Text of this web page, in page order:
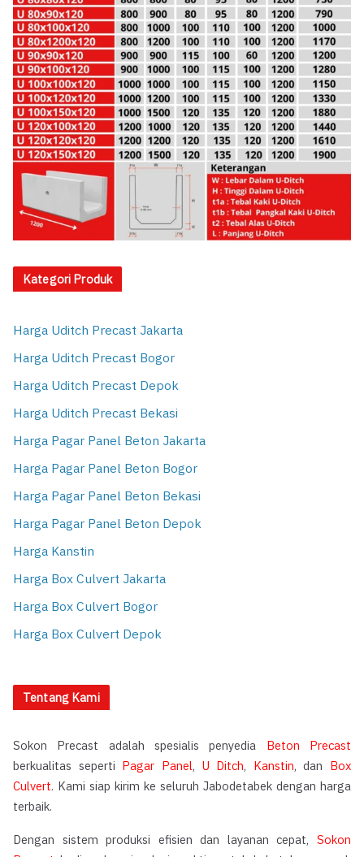
Kategori Produk
Harga Uditch Precast Jakarta
Harga Uditch Precast Bogor
Harga Uditch Precast Depok
Harga Uditch Precast Bekasi
Harga Pagar Panel Beton Jakarta
Harga Pagar Panel Beton Bogor
Harga Pagar Panel Beton Bekasi
Harga Pagar Panel Beton Depok
Harga Kanstin
Harga Box Culvert Jakarta
Harga Box Culvert Bogor
Harga Box Culvert Depok
Tentang Kami
Sokon Precast adalah spesialis penyedia Beton Precast
berkualitas seperti Pagar Panel, U Ditch, Kanstin, dan Box
Culvert. Kami siap kirim ke seluruh Jabodetabek dengan harga
terbaik.
Dengan sistem produksi efisien dan layanan cepat, Sokon